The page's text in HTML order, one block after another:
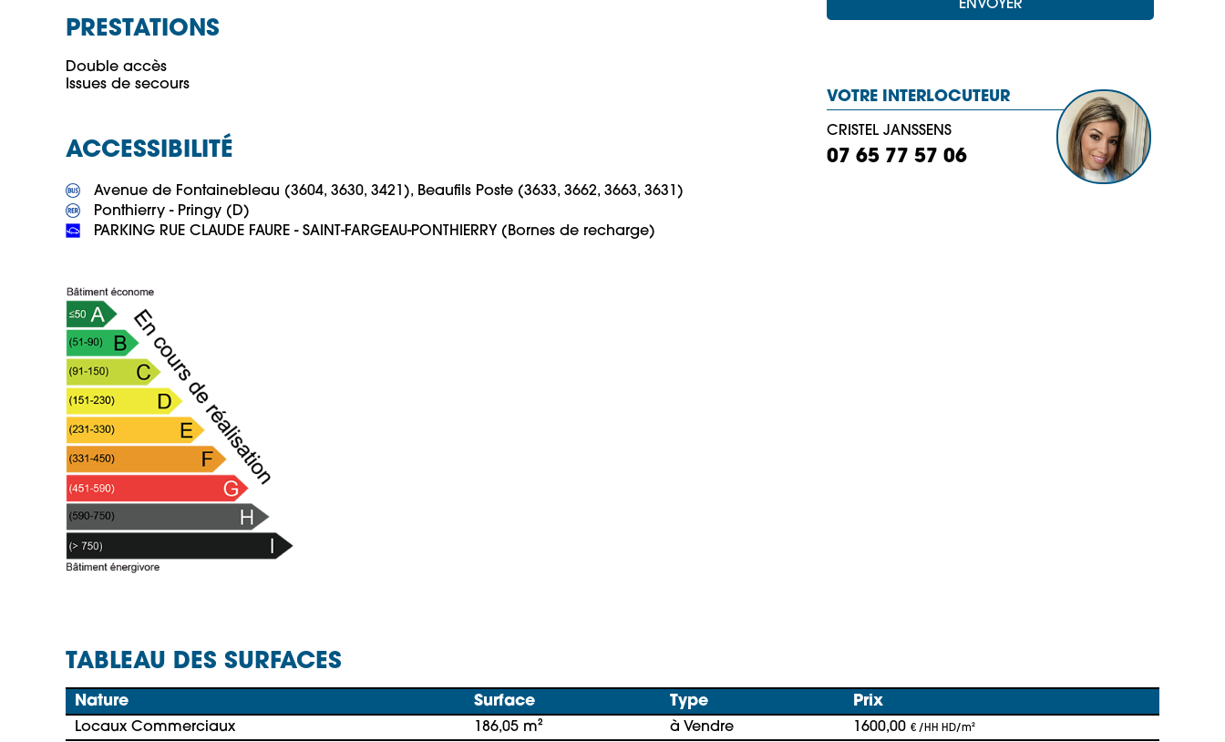
PRESTATIONS
Double accès
ACCESSIBILITÉ
PARKING RUE CLAUDE FAURE - SAINT-FARGEAU-PONTHIERRY (Bornes de recharge)
VOTRE INTERLOCUTEUR
CRISTEL JANSSENS
07 65 77 57 06
TABLEAU DES SURFACES
Nature Surface Type Prix
Locaux Commerciaux 186,05 m² à Vendre 1600,00 € /HH HD/m²